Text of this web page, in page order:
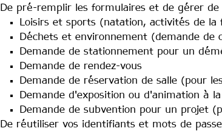
De pré-remplir les formulaires et de gérer
Loisirs et sports (natation, activités de la
Déchets et environnement (demande de
Demande de stationnement pour un
Demande de rendez-vous
Demande de réservation de salle (pour
Demande d'exposition ou d'animation à
Demande de subvention pour un projet
De réutiliser vos identifiants et mots de